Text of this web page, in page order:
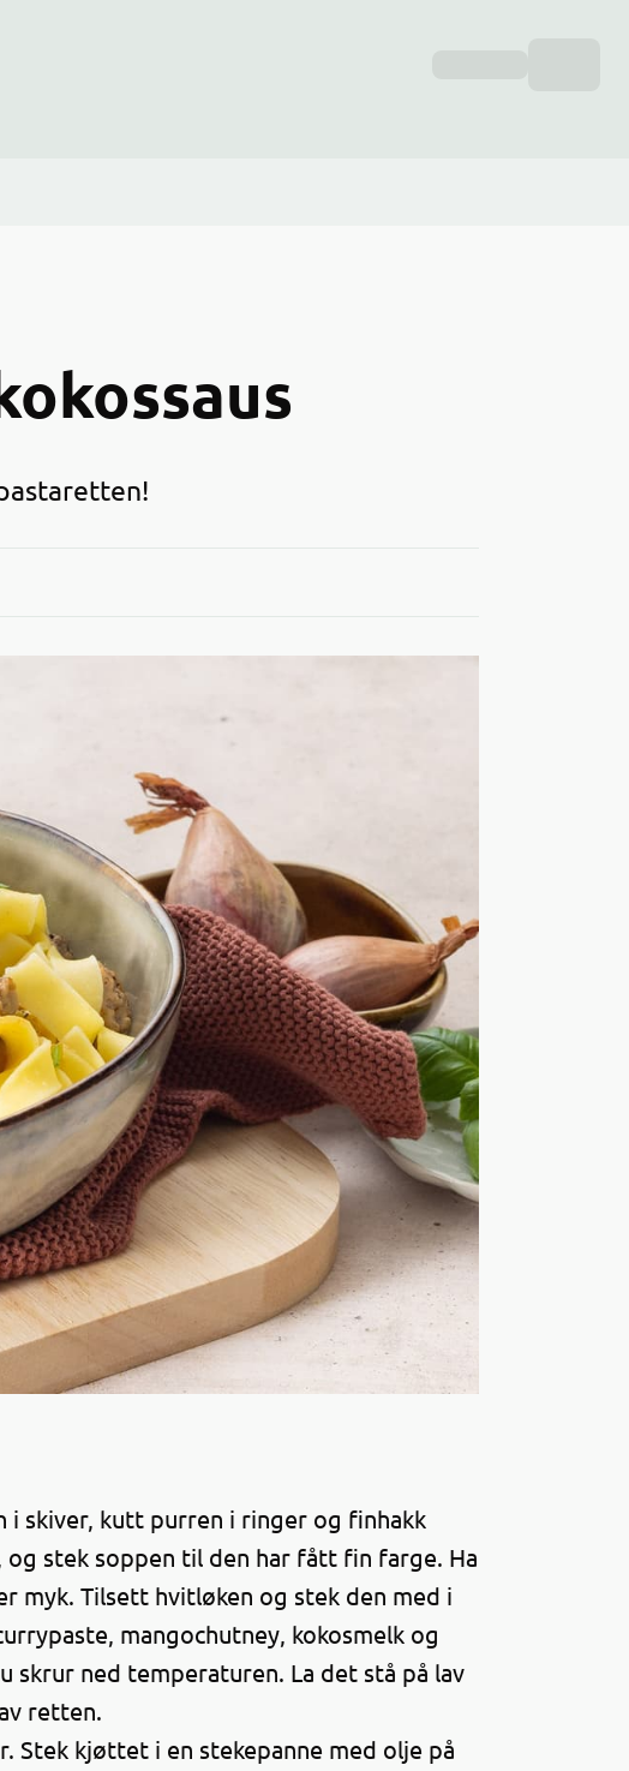
i skiver, kutt purren i ringer og finhakk
stek soppen til den har fått fin farge. Ha
myk. Tilsett hvitløken og stek den med i
mangochutney, kokosmelk og
skrur ned temperaturen. La det stå på lav
retten.
Stek kjøttet i en stekepanne med olje på